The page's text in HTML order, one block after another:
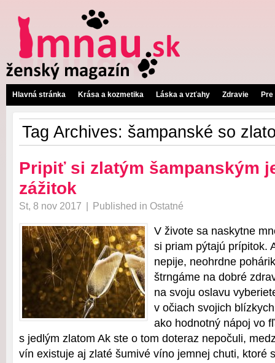
Hlavná stránka Krása a kozmetika Láska a vzťahy Zdravie
Tag Archives: šampanské so
Pripiť si zlatým šampanským
zážitok
St, 8 nov 2017 | Published in Ostatné
V živote sa naskytne
si priam pýtajú prípitok.
nepije, neohrdne
štrngáme na dobré
na svoju oslavu
v očiach svojich
ako hodnotný nápoj vo
s jedlým zlatom Ak ste o tom doteraz nepočuli,
vín existuje aj zlaté šumivé víno jemnej chuti, ktoré